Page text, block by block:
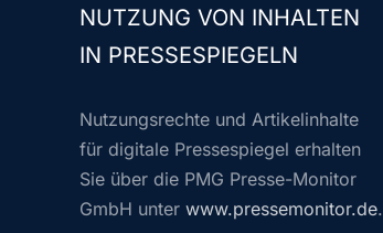
NUTZUNG VON INHALTEN
IN PRESSESPIEGELN
Nutzungsrechte und Artikelinhalte
für digitale Pressespiegel erhalten
Sie über die PMG Presse-Monitor
GmbH unter www.pressemonitor.de.